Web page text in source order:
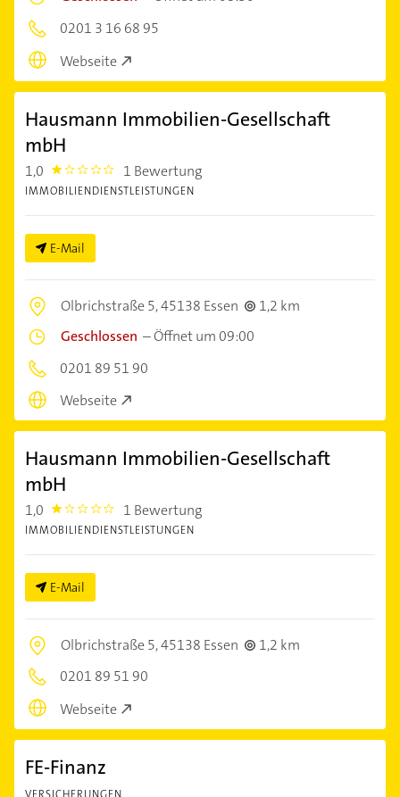
0201 3 16 68 95
Webseite
Hausmann Immobilien-Gesellschaft
mbH
1,0 1.0 1 Bewertung
IMMOBILIENDIENSTLEISTUNGEN
E-Mail
Olbrichstraße 5,45138 Essen
1,2 km
Geschlossen –Öffnet um 09:00
0201 89 51 90
Webseite
Hausmann Immobilien-Gesellschaft
mbH
1,0 1.0 1 Bewertung
IMMOBILIENDIENSTLEISTUNGEN
E-Mail
Olbrichstraße 5,45138 Essen
1,2 km
0201 89 51 90
Webseite
FE-Finanz